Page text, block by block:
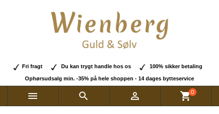
Fri fragt Du kan trygt handle hos os 100% sikker betaling
Ophørsudsalg min. -35% på hele shoppen - 14 dages bytteservice
   shopping_cart0